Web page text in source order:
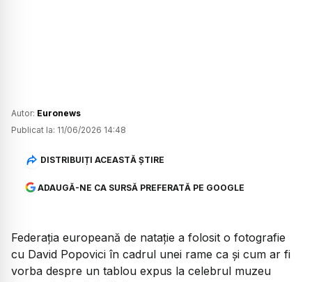
Autor: Euronews
Publicat la: 11/06/2026 14:48
DISTRIBUIȚI ACEASTĂ ȘTIRE
ADAUGĂ-NE CA SURSĂ PREFERATĂ PE GOOGLE
Federația europeană de natație a folosit o fotografie
cu David Popovici în cadrul unei rame ca și cum ar fi
vorba despre un tablou expus la celebrul muzeu